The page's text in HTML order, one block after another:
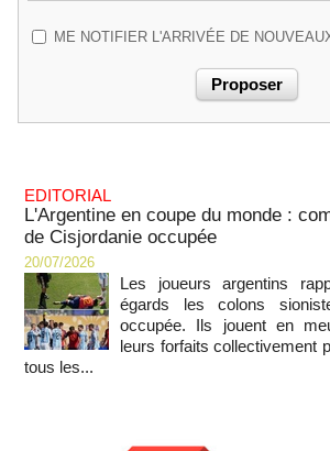
ME NOTIFIER L'ARRIVÉE DE
EDITORIAL
L'Argentine en coupe du monde :
de Cisjordanie occupée
20/07/2026
Les joueurs argentins
égards les colons
occupée. Ils jouent en
leurs forfaits collectivement
tous les...